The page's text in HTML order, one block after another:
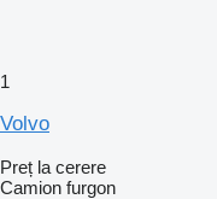
1
Volvo
Preț la cerere
Camion furgon